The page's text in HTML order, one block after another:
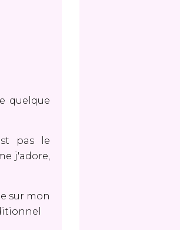
quelque
pas le
j'adore,
sur mon